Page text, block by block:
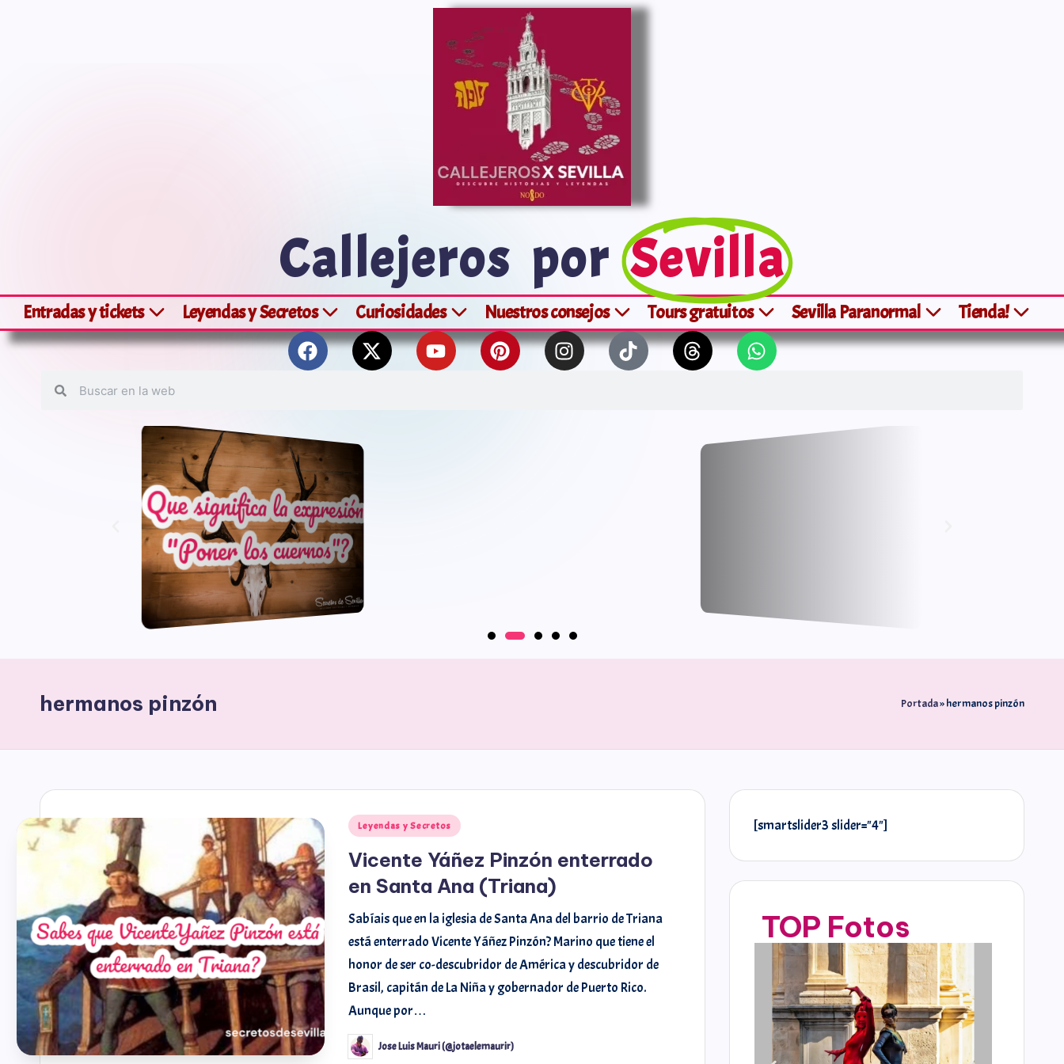
Callejeros por Sevilla
Entradas y tickets Leyendas y Secretos Curiosidades Nuestros consejos Tours gratuitos Sevilla Paranormal Tienda!
hermanos pinzón Portada»hermanos pinzón
Leyendas y Secretos
Vicente Yáñez Pinzón enterrado
en Santa Ana (Triana)
Sabíais que en la iglesia de Santa Ana del barrio de Triana
está enterrado Vicente Yáñez Pinzón? Marino que tiene el
honor de ser co-descubridor de América y descubridor de
Brasil, capitán de La Niña y gobernador de Puerto Rico.
Aunque por…
Jose Luis Mauri (@jotaelemaurir)
[smartslider3 slider="4"]
TOP Fotos